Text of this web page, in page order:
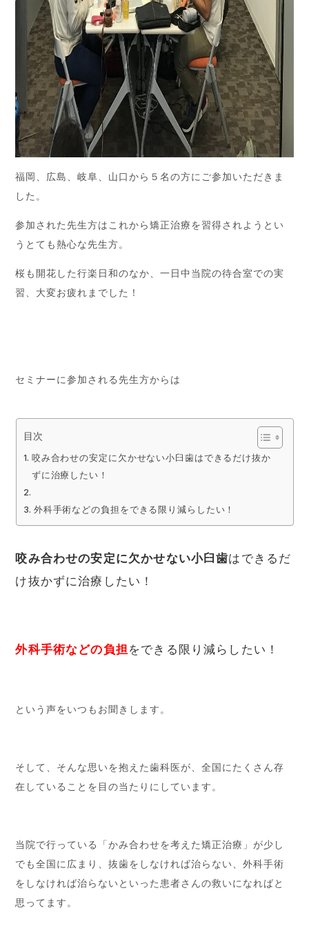
福岡、広島、岐阜、山口から５名の方にご参加いただきま
した。
参加された先生方はこれから矯正治療を習得されようとい
うとても熱心な先生方。
桜も開花した行楽日和のなか、一日中当院の待合室での実
習、大変お疲れまでした！
セミナーに参加される先生方からは
目次
咬み合わせの安定に欠かせない小臼歯はできるだけ抜か
ずに治療したい！
外科手術などの負担をできる限り減らしたい！
咬み合わせの安定に欠かせない小臼歯はできるだ
け抜かずに治療したい！
外科手術などの負担をできる限り減らしたい！
という声をいつもお聞きします。
そして、そんな思いを抱えた歯科医が、全国にたくさん存
在していることを目の当たりにしています。
当院で行っている「かみ合わせを考えた矯正治療」が少し
でも全国に広まり、抜歯をしなければ治らない、外科手術
をしなければ治らないといった患者さんの救いになればと
思ってます。